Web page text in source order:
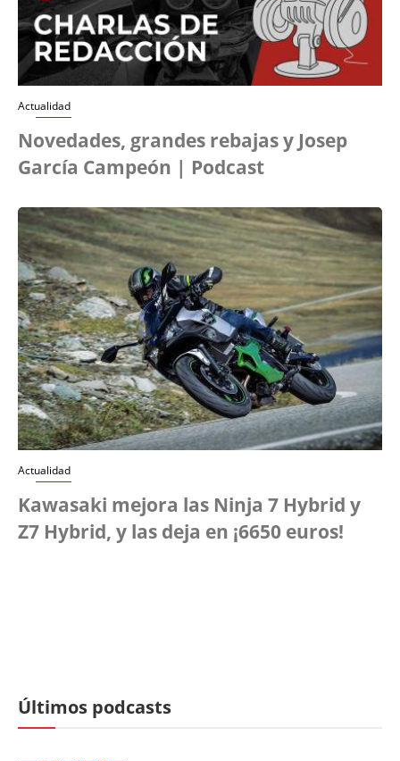
Actualidad
Novedades, grandes rebajas y Josep
García Campeón | Podcast
Actualidad
Kawasaki mejora las Ninja 7 Hybrid y
Z7 Hybrid, y las deja en ¡6650 euros!
Últimos podcasts